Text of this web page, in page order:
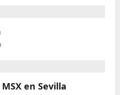
en Sevilla